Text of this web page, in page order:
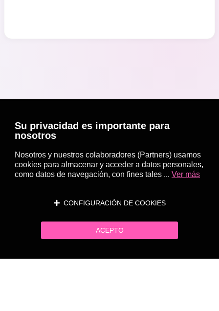
Su privacidad es importante para
nosotros
Nosotros y nuestros colaboradores (Partners) usamos
cookies para almacenar y acceder a datos personales,
como datos de navegación, con fines tales ... Ver más
CONFIGURACIÓN DE COOKIES
ACEPTO